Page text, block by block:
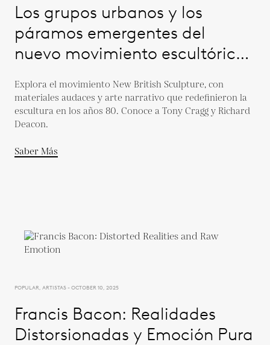
Los grupos urbanos y los
páramos emergentes del
nuevo movimiento escultórico
Explora el movimiento New British Sculpture, con
materiales audaces y arte narrativo que redefinieron la
escultura en los años 80. Conoce a Tony Cragg y Richard
Deacon.
Saber Más
POPULAR, ARTISTAS - OCTOBER 10, 2025
Francis Bacon: Realidades
Distorsionadas y Emoción Pura